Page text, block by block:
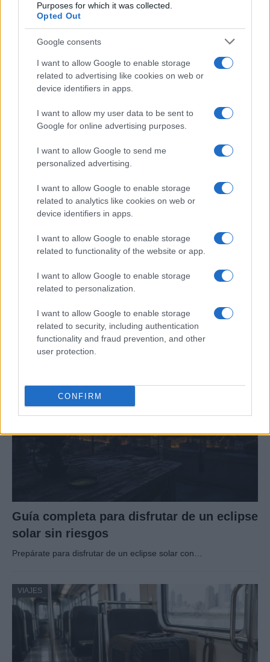
Purposes for which it was collected.
Opted Out
Google consents
I want to allow Google to enable storage
related to advertising like cookies on web or
device identifiers in apps.
I want to allow my user data to be sent to
Google for online advertising purposes.
I want to allow Google to send me
personalized advertising.
I want to allow Google to enable storage
related to analytics like cookies on web or
device identifiers in apps.
I want to allow Google to enable storage
related to functionality of the website or app.
I want to allow Google to enable storage
related to personalization.
I want to allow Google to enable storage
related to security, including authentication
functionality and fraud prevention, and other
user protection.
CONFIRM
¿Dónde ver delfines y orcas en España?
Sin duda, el plan para ver delfines y…
VIAJES
Preparativos y consejos para viajar con
bebés en climas cálidos
Planificar un viaje con bebés en verano puede…
Guía completa para disfrutar de un eclipse
solar sin riesgos
Prepárate para disfrutar de un eclipse solar con…
VIAJES